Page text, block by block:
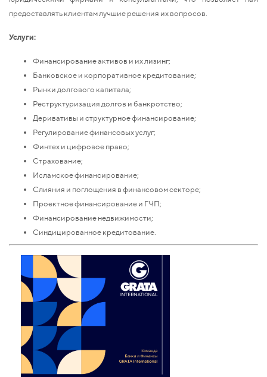
предоставлять клиентам лучшие решения их вопросов.
Услуги:
Финансирование активов и их лизинг;
Банковское и корпоративное кредитование;
Рынки долгового капитала;
Реструктуризация долгов и банкротство;
Деривативы и структурное финансирование;
Регулирование финансовых услуг;
Финтех и цифровое право;
Страхование;
Исламское финансирование;
Слияния и поглощения в финансовом секторе;
Проектное финансирование и ГЧП;
Финансирование недвижимости;
Синдицированное кредитование.